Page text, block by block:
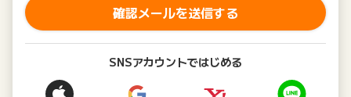
確認メールを送信する
SNSアカウントではじめる